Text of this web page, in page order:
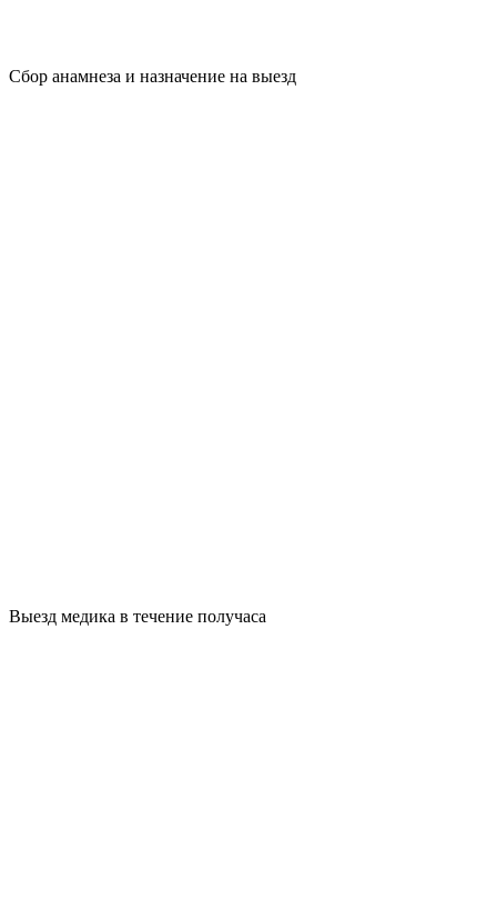
Сбор анамнеза и назначение на выезд
Выезд медика в течение получаса